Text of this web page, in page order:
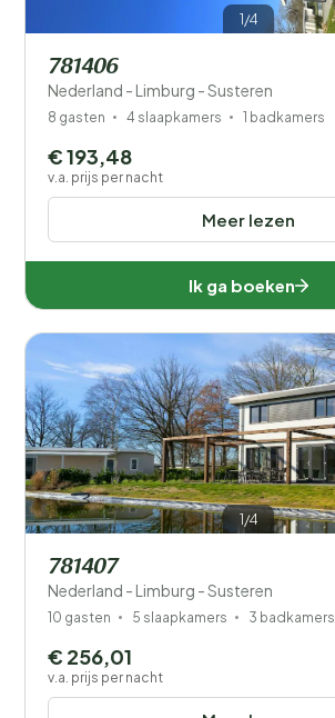
1/4
781406
Nederland - Limburg - Susteren
8 gasten 4 slaapkamers 1 badkamers
Meer lezen
€ 193,48
v.a. prijs per nacht
Ik ga boeken
1/4
781407
Nederland - Limburg - Susteren
10 gasten 5 slaapkamers 3 badkamers
€ 256,01
v.a. prijs per nacht